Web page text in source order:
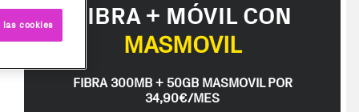
FIBRA + MÓVIL CON
MASMOVIL
FIBRA 300MB + 50GB MASMOVIL POR
34,90€/MES
cookies